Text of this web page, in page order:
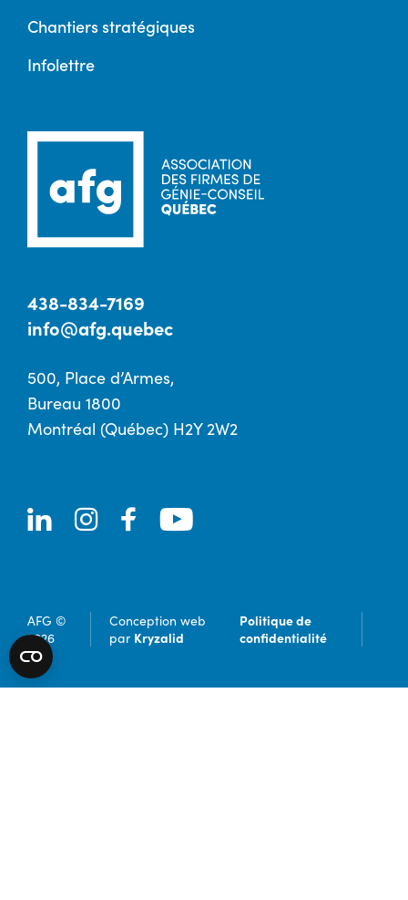
Chantiers stratégiques
Infolettre
438-834-7169
info@afg.quebec
500, Place d’Armes,
Bureau 1800
Montréal (Québec) H2Y 2W2
AFG ©
2026
Conception web
par Kryzalid
Politique de
confidentialité